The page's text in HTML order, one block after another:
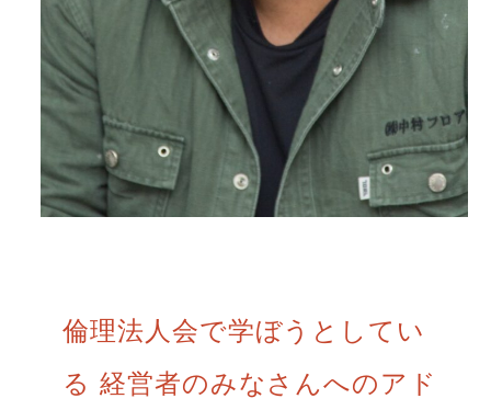
倫理法人会で学ぼうとしてい
る 経営者のみなさんへのアド